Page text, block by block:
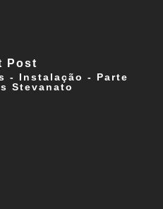
Post
- Instalação - Parte
Stevanato